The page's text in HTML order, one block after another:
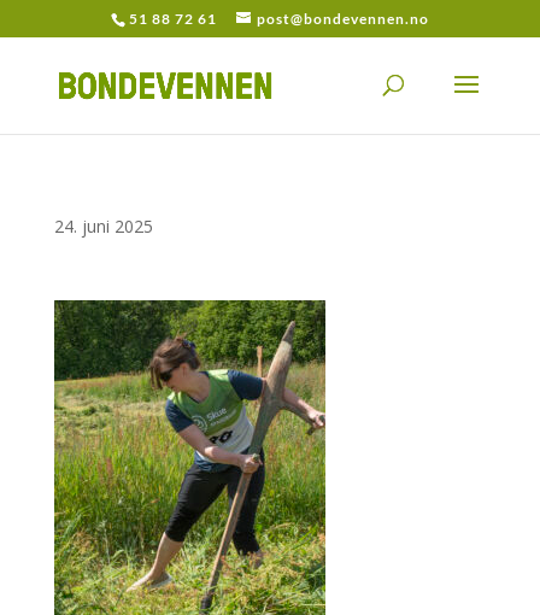
51 88 72 61 post@bondevennen.no
24. juni 2025